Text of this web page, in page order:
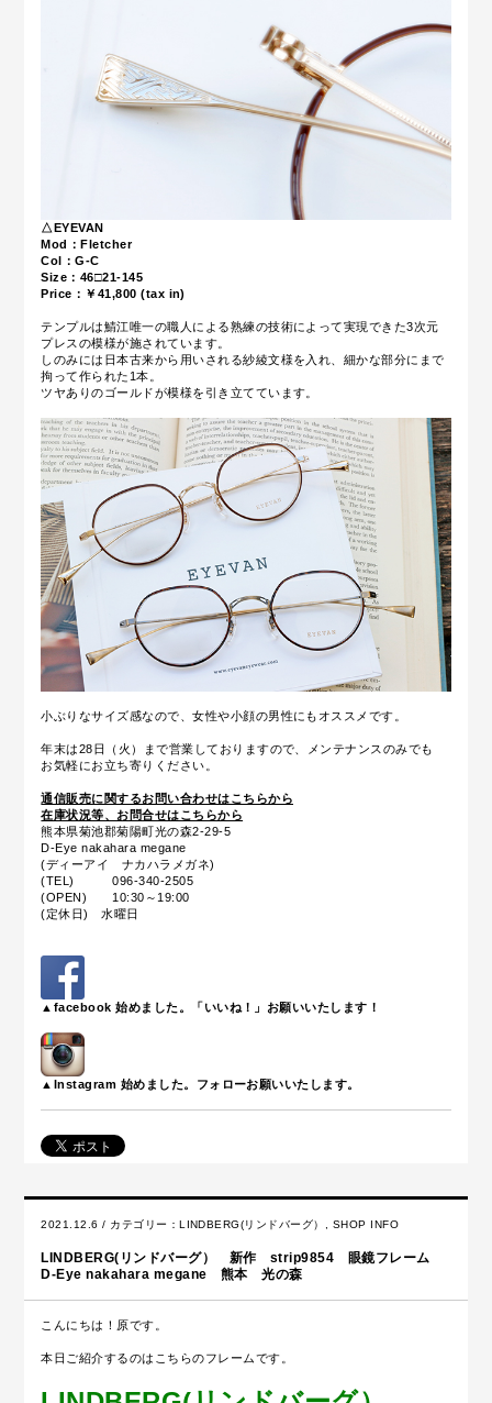
△EYEVAN
Mod：Fletcher
Col：G-C
Size：46□21-145
Price：￥41,800 (tax in)
テンプルは鯖江唯一の職人による熟練の技術によって実現できた3次元
プレスの模様が施されています。
しのみには日本古来から用いされる紗綾文様を入れ、細かな部分にまで
拘って作られた1本。
ツヤありのゴールドが模様を引き立てています。
小ぶりなサイズ感なので、女性や小顔の男性にもオススメです。
年末は28日（火）まで営業しておりますので、メンテナンスのみでも
お気軽にお立ち寄りください。
通信販売に関するお問い合わせはこちらから
在庫状況等、お問合せはこちらから
熊本県菊池郡菊陽町光の森2-29-5
D-Eye nakahara megane
(ディーアイ ナカハラメガネ)
(TEL) 096-340-2505
(OPEN) 10:30～19:00
(定休日) 水曜日
▲facebook 始めました。「いいね！」お願いいたします！
▲Instagram 始めました。フォローお願いいたします。
2021.12.6 / カテゴリー：LINDBERG(リンドバーグ） SHOP INFO
LINDBERG(リンドバーグ） 新作 strip9854 眼鏡フレーム
D-Eye nakahara megane 熊本 光の森
こんにちは！原です。
本日ご紹介するのはこちらのフレームです。